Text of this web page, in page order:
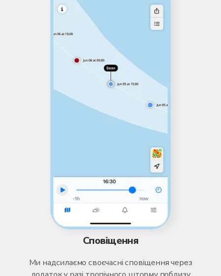
Сповіщення
Ми надсилаємо своєчасні сповіщення через